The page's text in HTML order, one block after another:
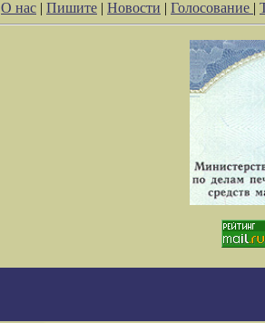
О нас | Пишите | Новости | Голосование |